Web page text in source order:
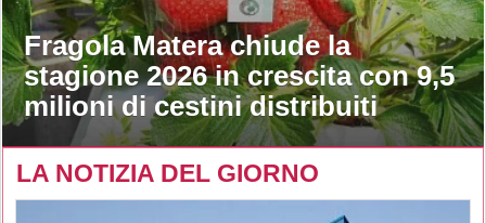
Fragola Matera chiude la
stagione 2026 in crescita con 9,5
milioni di cestini distribuiti
LA NOTIZIA DEL GIORNO